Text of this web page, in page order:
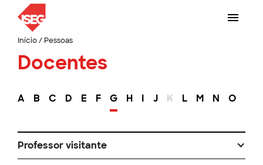
Início/ Pessoas
Docentes
A B C D E F G H I J K L M N O
Professor visitante